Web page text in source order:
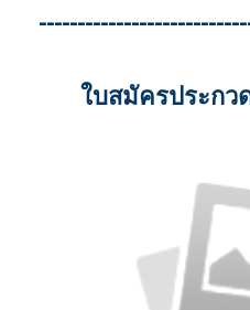
ใบสมัครประกว